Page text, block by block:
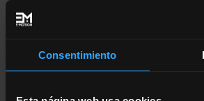
Consentimiento
acceso a los